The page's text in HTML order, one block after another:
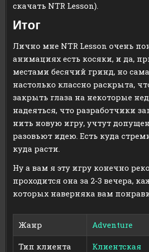
скачать NTR Lesson).
Итог
Лично мне NTR Lesson очень
анимациях есть косяки, и да,
местами бесячий гринд, но
настолько классно раскрыта,
закрыть глаза на некоторые
надеяться, что разработчики
нить новую игру, учтут
разовьют идею. Есть куда
куда расти.
Ну а вам я эту игру конечно
проходится она за 2-3 вечера,
которых наверняка вам
Жанр Adventure
Тип клиента Клиентская